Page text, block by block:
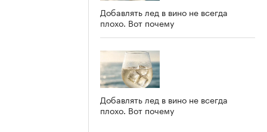
Добавлять лед в вино не всегда
плохо. Вот почему
Добавлять лед в вино не всегда
плохо. Вот почему